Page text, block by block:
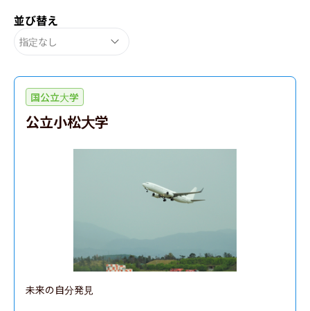
並び替え
指定なし
国公立大学
公立小松大学
未来の自分発見